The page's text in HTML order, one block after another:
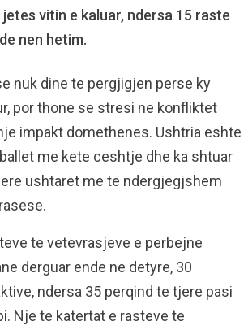
jetes vitin e kaluar, ndersa 15 raste
nen hetim.
nuk dine te pergjigjen perse ky
por thone se stresi ne konfliktet
impakt domethenes. Ushtria eshte
me kete ceshtje dhe ka shtuar
ushtaret me te ndergjegjshem
te vetevrasjeve e perbejne
derguar ende ne detyre, 30
ndersa 35 perqind te tjere pasi
Nje te katertat e rasteve te